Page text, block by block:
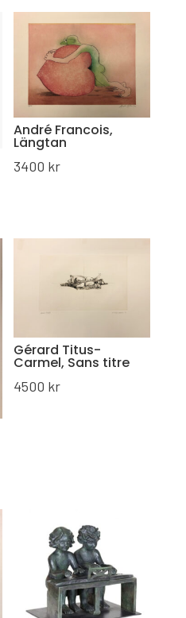
André Francois,
Längtan
3400 kr
Gérard Titus-
Carmel, Sans titre
4500 kr